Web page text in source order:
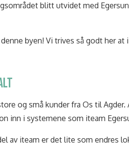
blitt utvidet med
byen! Vi trives så godt her
og små kunder fra Os til
inn i systemene som iteam
av iteam er det lite som endres